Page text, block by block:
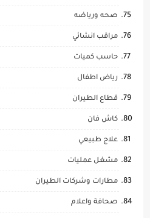
صحه ورياضه
مراقب انشائي
حاسب كميات
رياض اطفال
قطاع الطيران
كاش فان
علاج طبيعي
مشغل عمليات
مطارات وشركات الطيران
صحافة واعلام